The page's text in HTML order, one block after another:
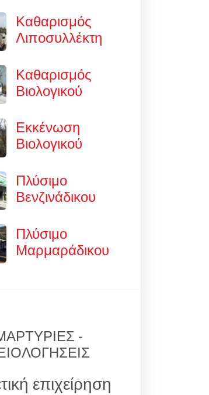
Καθαρισμός
Λιποσυλλέκτη
Καθαρισμός
Βιολογικού
Εκκένωση
Βιολογικού
Πλύσιμο
Βενζινάδικου
Πλύσιμο
Μαρμαράδικου
-
επιχείρηση